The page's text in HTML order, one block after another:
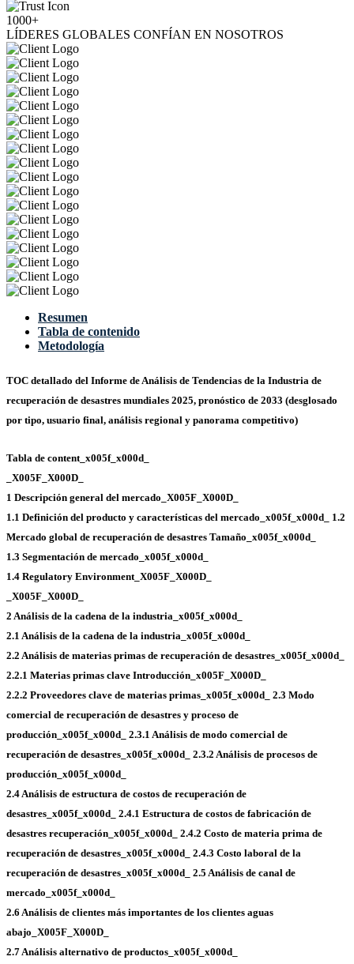
1000+
LÍDERES GLOBALES CONFÍAN EN NOSOTROS
Resumen
Tabla de contenido
Metodología
TOC detallado del Informe de Análisis de Tendencias de la Industria de
recuperación de desastres mundiales 2025, pronóstico de 2033 (desglosado
por tipo, usuario final, análisis regional y panorama competitivo)
Tabla de content_x005f_x000d_
_X005F_X000D_
1 Descripción general del mercado_X005F_X000D_
1.1 Definición del producto y características del mercado_x005f_x000d_ 1.2
Mercado global de recuperación de desastres Tamaño_x005f_x000d_
1.3 Segmentación de mercado_x005f_x000d_
1.4 Regulatory Environment_X005F_X000D_
_X005F_X000D_
2 Análisis de la cadena de la industria_x005f_x000d_
2.1 Análisis de la cadena de la industria_x005f_x000d_
2.2 Análisis de materias primas de recuperación de desastres_x005f_x000d_
2.2.1 Materias primas clave Introducción_x005F_X000D_
2.2.2 Proveedores clave de materias primas_x005f_x000d_ 2.3 Modo
comercial de recuperación de desastres y proceso de
producción_x005f_x000d_ 2.3.1 Análisis de modo comercial de
recuperación de desastres_x005f_x000d_ 2.3.2 Análisis de procesos de
producción_x005f_x000d_
2.4 Análisis de estructura de costos de recuperación de
desastres_x005f_x000d_ 2.4.1 Estructura de costos de fabricación de
desastres recuperación_x005f_x000d_ 2.4.2 Costo de materia prima de
recuperación de desastres_x005f_x000d_ 2.4.3 Costo laboral de la
recuperación de desastres_x005f_x000d_ 2.5 Análisis de canal de
mercado_x005f_x000d_
2.6 Análisis de clientes más importantes de los clientes aguas
abajo_X005F_X000D_
2.7 Análisis alternativo de productos_x005f_x000d_